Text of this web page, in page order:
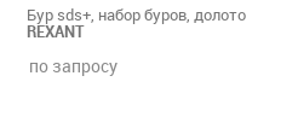
Бур sds+, набор буров, долото
REXANT
по запросу